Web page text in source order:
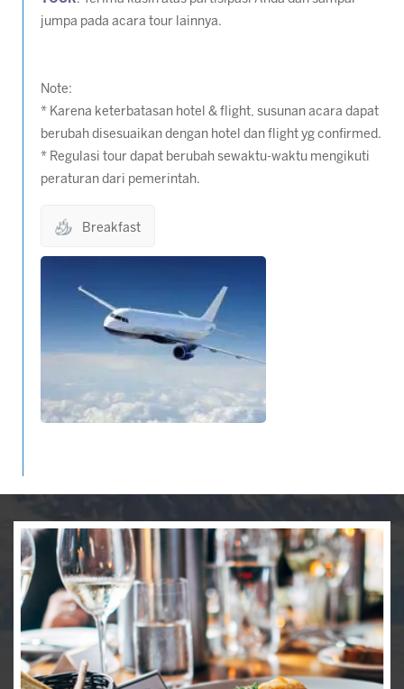
jumpa pada acara tour lainnya.
Note:
* Karena keterbatasan hotel & flight, susunan acara dapat
berubah disesuaikan dengan hotel dan flight yg confirmed.
* Regulasi tour dapat berubah sewaktu-waktu mengikuti
peraturan dari pemerintah.
Breakfast